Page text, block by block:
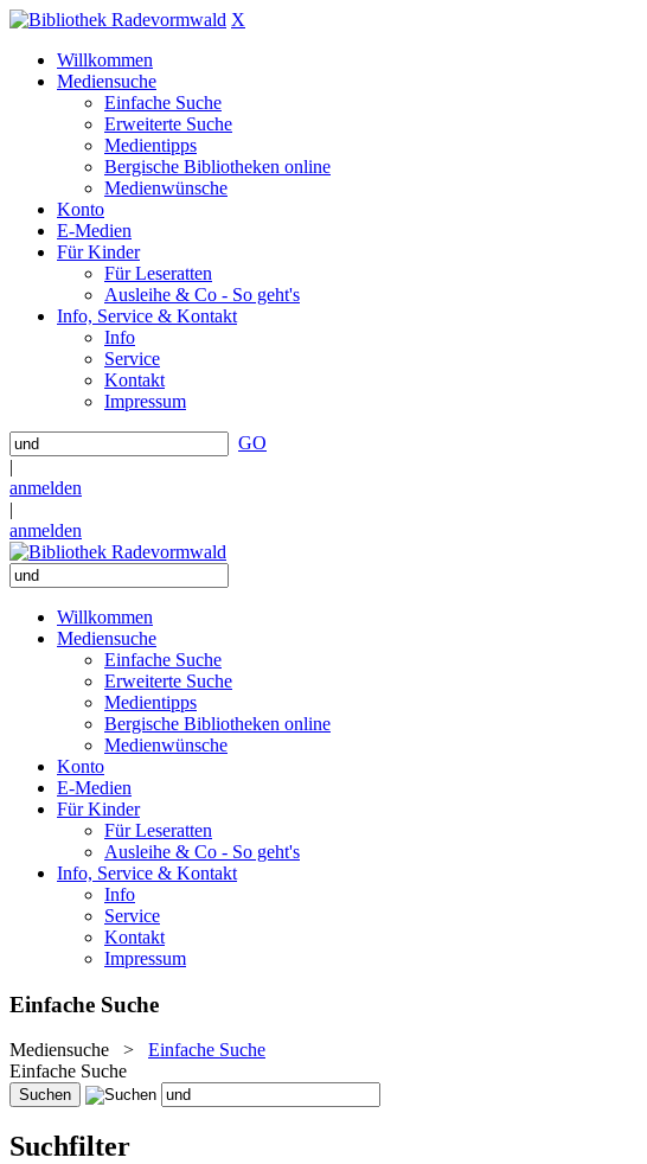
X
Willkommen
Mediensuche
Einfache Suche
Erweiterte Suche
Medientipps
Bergische Bibliotheken online
Medienwünsche
Konto
E-Medien
Für Kinder
Für Leseratten
Ausleihe & Co - So geht's
Info, Service & Kontakt
Info
Service
Kontakt
Impressum
GO
|
anmelden
|
anmelden
Willkommen
Mediensuche
Einfache Suche
Erweiterte Suche
Medientipps
Bergische Bibliotheken online
Medienwünsche
Konto
E-Medien
Für Kinder
Für Leseratten
Ausleihe & Co - So geht's
Info, Service & Kontakt
Info
Service
Kontakt
Impressum
Einfache Suche
Mediensuche > Einfache Suche
Einfache Suche
Suchfilter